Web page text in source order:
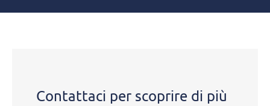
Contattaci per scoprire di più